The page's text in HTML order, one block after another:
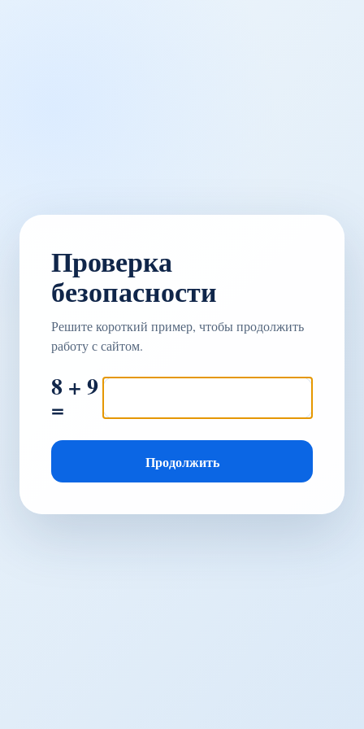
Проверка
безопасности
Решите короткий пример, чтобы продолжить
работу с сайтом.
8 + 9
=
Продолжить